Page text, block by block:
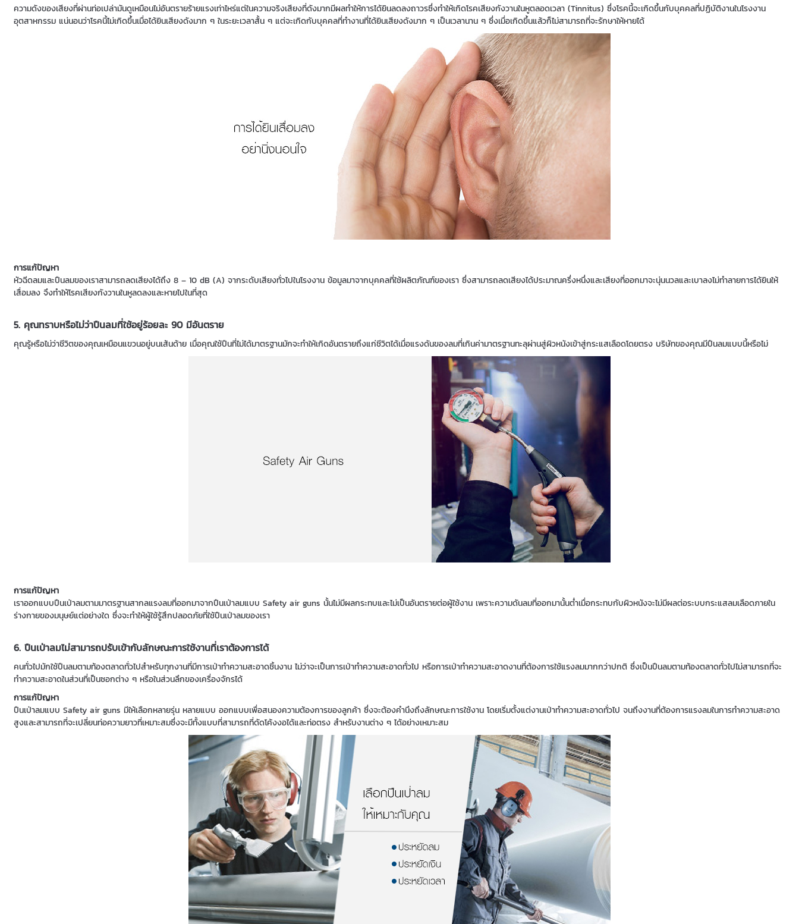
ความดังของเสียงที่ผ่านท่อเปล่ามันดูเหมือนไม่อันตรายร้ายแรงเท่าไหร่แต่ในความจริงเสียงที่ดังมากมีผลทำให้การได้ยินลดลงถาวรซึ่งทำให้เกิดโรคเสียงกังวานในหูตลอดเวลา (Tinnitus) ซึ่งโรคนี้จะเกิดขึ้นกับบุคคลที่ปฏิบัติงานในโรงงาน
อุตสาหกรรม แน่นอนว่าโรคนี้ไม่เกิดขึ้นเมื่อได้ยินเสียงดังมาก ๆ ในระยะเวลาสั้น ๆ แต่จะเกิดกับบุคคลที่ทำงานที่ได้ยินเสียงดังมาก ๆ เป็นเวลานาน ๆ ซึ่งเมื่อเกิดขึ้นแล้วก็ไม่สามารถที่จะรักษาให้หายได้
การแก้ปัญหา
หัวฉีดลมและปืนลมของเราสามารถลดเสียงได้ถึง 8 – 10 dB (A) จากระดับเสียงทั่วไปในโรงงาน ข้อมูลมาจากบุคคลที่ใช้ผลิตภัณฑ์ของเรา ซึ่งสามารถลดเสียงได้ประมาณครึ่งหนึ่งและเสียงที่ออกมาจะนุ่นนวลและเบาลงไม่ทำลายการได้ยินให้
เสื่อมลง จึงทำให้โรคเสียงกังวานในหูลดลงและหายไปในที่สุด
5. คุณทราบหรือไม่ว่าปืนลมที่ใช้อยู่ร้อยละ 90 มีอันตราย
คุณรู้หรือไม่ว่าชีวิตของคุณเหมือนแขวนอยู่บนเส้นด้าย เมื่อคุณใช้ปืนที่ไม่ได้มาตรฐานมักจะทำให้เกิดอันตรายถึงแก่ชีวิตได้เมื่อแรงดันของลมที่เกินค่ามาตรฐานทะลุผ่านสู่ผิวหนังเข้าสู่กระแสเลือดโดยตรง บริษัทของคุณมีปืนลมแบบนี้หรือไม่
การแก้ปัญหา
เราออกแบบปืนเป่าลมตามมาตรฐานสากลแรงลมที่ออกมาจากปืนเป่าลมแบบ Safety air guns นั้นไม่มีผลกระทบและไม่เป็นอันตรายต่อผู้ใช้งาน เพราะความดันลมที่ออกมานั้นต่ำเมื่อกระทบกับผิวหนังจะไม่มีผลต่อระบบกระแสลมเลือดภายใน
ร่างกายของมนุษย์แต่อย่างใด ซึ่งจะทำให้ผู้ใช้รู้สึกปลอดภัยที่ใช้ปืนเป่าลมของเรา
6. ปืนเป่าลมไม่สามารถปรับเข้ากับลักษณะการใช้งานที่เราต้องการได้
คนทั่วไปมักใช้ปืนลมตามท้องตลาดทั่วไปสำหรับทุกงานที่มีการเป่าทำความสะอาดชิ้นงาน ไม่ว่าจะเป็นการเป่าทำความสะอาดทั่วไป หรือการเป่าทำความสะอาดงานที่ต้องการใช้แรงลมมากกว่าปกติ ซึ่งเป็นปืนลมตามท้องตลาดทั่วไปไม่สามารถที่จะ
ทำความสะอาดในส่วนที่เป็นซอกต่าง ๆ หรือในส่วนลึกของเครื่องจักรได้
การแก้ปัญหา
ปืนเป่าลมแบบ Safety air guns มีให้เลือกหลายรุ่น หลายแบบ ออกแบบเพื่อสนองความต้องการของลูกค้า ซึ่งจะต้องคำนึงถึงลักษณะการใช้งาน โดยเริ่มตั้งแต่งานเป่าทำความสะอาดทั่วไป จนถึงงานที่ต้องการแรงลมในการทำความสะอาด
สูงและสามารถที่จะเปลี่ยนท่อความยาวที่เหมาะสมซึ่งจะมีทั้งแบบที่สามารถที่ดัดโค้งงอได้และท่อตรง สำหรับงานต่าง ๆ ได้อย่างเหมาะสม